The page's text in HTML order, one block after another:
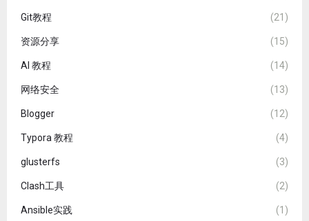
Git教程 (21)
资源分享 (15)
AI 教程 (14)
网络安全 (13)
Blogger (12)
Typora 教程 (4)
glusterfs (3)
Clash工具 (2)
Ansible实践 (1)